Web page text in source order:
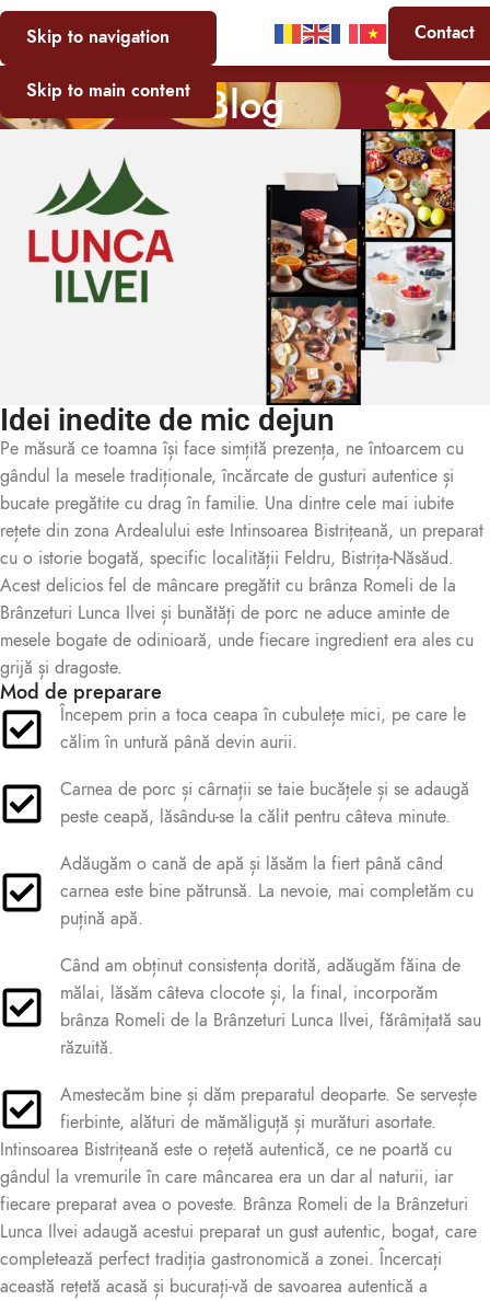
Skip to navigation
Skip to main content
Contact
Blog
Idei inedite de mic dejun
Pe măsură ce toamna își face simțită prezența, ne întoarcem cu
gândul la mesele tradiționale, încărcate de gusturi autentice și
bucate pregătite cu drag în familie. Una dintre cele mai iubite
rețete din zona Ardealului este Intinsoarea Bistrițeană, un preparat
cu o istorie bogată, specific localității Feldru, Bistrița-Năsăud.
Acest delicios fel de mâncare pregătit cu brânza Romeli de la
Brânzeturi Lunca Ilvei și bunătăți de porc ne aduce aminte de
mesele bogate de odinioară, unde fiecare ingredient era ales cu
grijă și dragoste.
Mod de preparare
Începem prin a toca ceapa în cubulețe mici, pe care le
călim în untură până devin aurii.
Carnea de porc și cârnații se taie bucățele și se adaugă
peste ceapă, lăsându-se la călit pentru câteva minute.
Adăugăm o cană de apă și lăsăm la fiert până când
carnea este bine pătrunsă. La nevoie, mai completăm cu
puțină apă.
Când am obținut consistența dorită, adăugăm făina de
mălai, lăsăm câteva clocote și, la final, incorporăm
brânza Romeli de la Brânzeturi Lunca Ilvei, fărâmițată sau
răzuită.
Amestecăm bine și dăm preparatul deoparte. Se servește
fierbinte, alături de mămăliguță și murături asortate.
Intinsoarea Bistrițeană este o rețetă autentică, ce ne poartă cu
gândul la vremurile în care mâncarea era un dar al naturii, iar
fiecare preparat avea o poveste. Brânza Romeli de la Brânzeturi
Lunca Ilvei adaugă acestui preparat un gust autentic, bogat, care
completează perfect tradiția gastronomică a zonei. Încercați
această rețetă acasă și bucurați-vă de savoarea autentică a